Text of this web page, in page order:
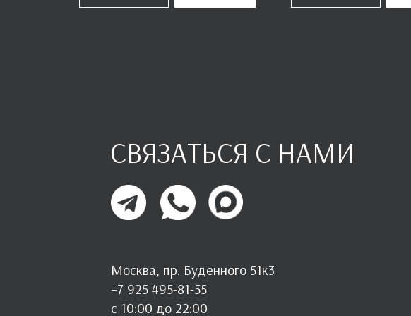
Москва, пр. Буденного 51к3
+7 925 495-81-55
с 10:00 до 22:00
СВЯЗАТЬСЯ С НАМИ